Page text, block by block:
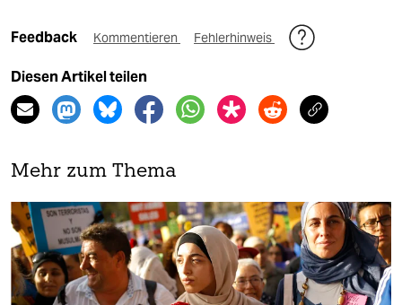
Feedback Kommentieren Fehlerhinweis
Diesen Artikel teilen
Mehr zum Thema